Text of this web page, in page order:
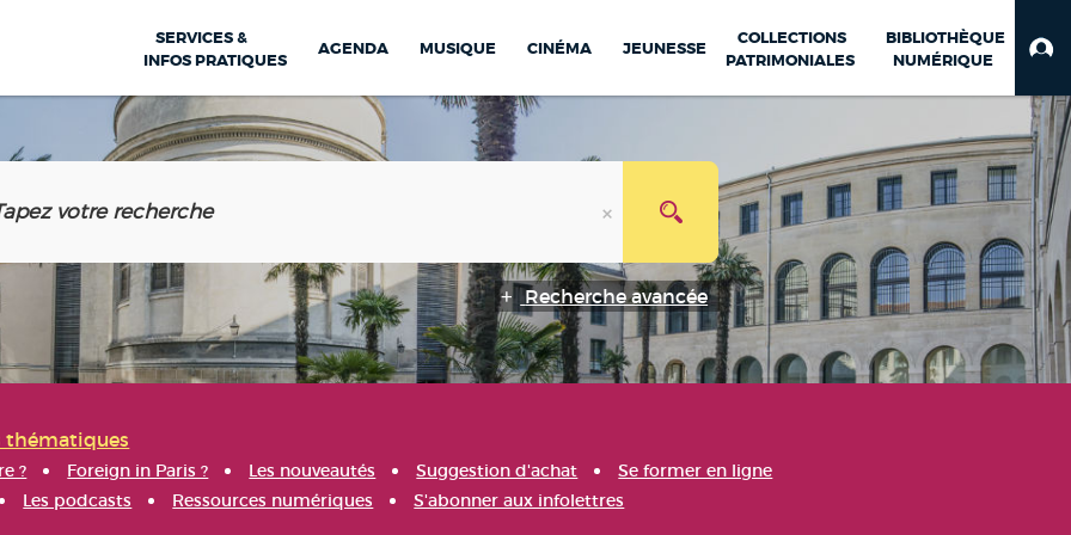
SERVICES &
INFOS PRATIQUES
AGENDA MUSIQUE CINÉMA JEUNESSE
COLLECTIONS
PATRIMONIALES
BIBLIOTHÈQUE
NUMÉRIQUE
Recherche avancée
thématiques
? Foreign in Paris ? Les nouveautés Suggestion d'achat
Se former en ligne
Les podcasts Ressources numériques S'abonner aux infolettres